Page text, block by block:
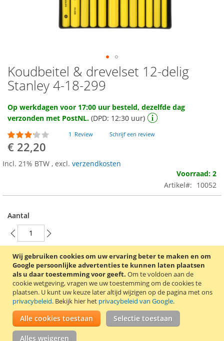
Wij gebruiken cookies om uw ervaring beter te maken en om
Google persoonlijke advertenties te kunnen laten plaatsen
als u daar toestemming voor geeft. Om te voldoen aan de
cookie wetgeving, vragen we uw toestemming om de cookies te
plaatsen. U kunt uw keuze later altijd wijzigen op de pagina met ons
privacybeleid. Bekijk hier het privacybeleid van Google.
Alle cookies toestaan Selectie toestaan
Alles weigeren
Ga
naar
het
van
de
afbeeldingen-
gallerij
Koudbeitel & drevelset 12-delig
Stanley 4-18-299
Op werkdagen voor 17:00 uur besteld, dezelfde dag
verzonden met PostNL. (DPD: 12:30 uur)
Waardering:
60
% of100
1 Review Schrijf een review
€ 22,20
Incl. 21% BTW , excl. verzendkosten
Voorraad: 2
Artikel
10052
Aantal
In Winkelwagen
VOEG TOE AAN VERLANGLIJST
TOEVOEGEN OM TE VERGELIJKEN